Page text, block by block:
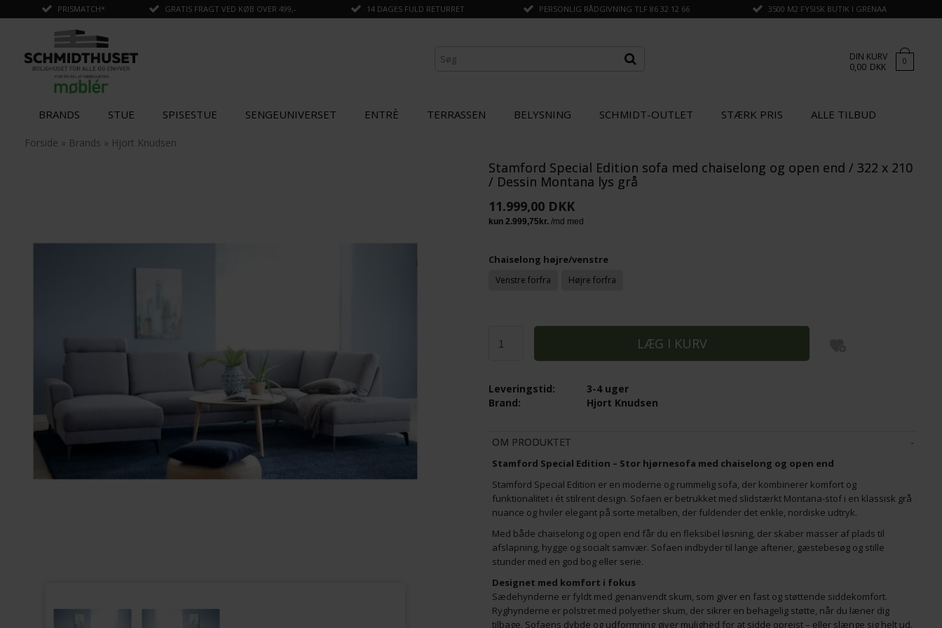
PRISMATCH* GRATIS FRAGT VED KØB OVER 499,- 14 DAGES FULD RETURRET PERSONLIG RÅDGIVNING TLF 86 32 12 66 3500 M2 FYSISK BUTIK I GRENAA
DIN KURV
0,00 DKK 0
BRANDS STUE SPISESTUE SENGEUNIVERSET ENTRÈ TERRASSEN BELYSNING SCHMIDT-OUTLET STÆRK PRIS ALLE TILBUD
✓Tilføjet til kurv
ANDRE KØBTE OGSÅ GÅ TIL KASSEN ×
DKK
4 STK. YDUN SPISEBORDSSTOL, SORT PU -
STÆRK PRIS
3.520,00 DKK 3.520,00 DKK
Forside » Brands » Hjort Knudsen
Stamford Special Edition sofa med chaiselong og open end / 322 x 210
/ Dessin Montana lys grå
11.999,00 DKK
Chaiselong højre/venstre
Venstre forfra Højre forfra
3-4 uger
Leveringstid:
Hjort Knudsen
Brand:
OM PRODUKTET
Stamford Special Edition – Stor hjørnesofa med chaiselong og open end
Stamford Special Edition er en moderne og rummelig sofa, der kombinerer komfort og
funktionalitet i ét stilrent design. Sofaen er betrukket med slidstærkt Montana-stof i en klassisk grå
nuance og hviler elegant på sorte metalben, der fuldender det enkle, nordiske udtryk.
Med både chaiselong og open end får du en fleksibel løsning, der skaber masser af plads til
afslapning, hygge og socialt samvær. Sofaen indbyder til lange aftener, gæstebesøg og stille
stunder med en god bog eller serie.
Designet med komfort i fokus
Sædehynderne er fyldt med genanvendt skum, som giver en fast og støttende siddekomfort.
Ryghynderne er polstret med polyether skum, der sikrer en behagelig støtte, når du læner dig
tilbage. Sofaens dybde og udformning giver mulighed for at sidde oprejst – eller slænge sig helt ud.